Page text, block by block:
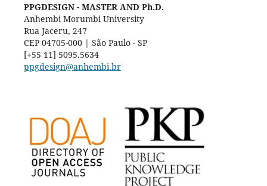
PPGDESIGN - MASTER AND Ph.D.
Anhembi Morumbi University
Rua Jaceru, 247
CEP 04705-000 | São Paulo - SP
[+55 11] 5095.5634
ppgdesign@anhembi.br